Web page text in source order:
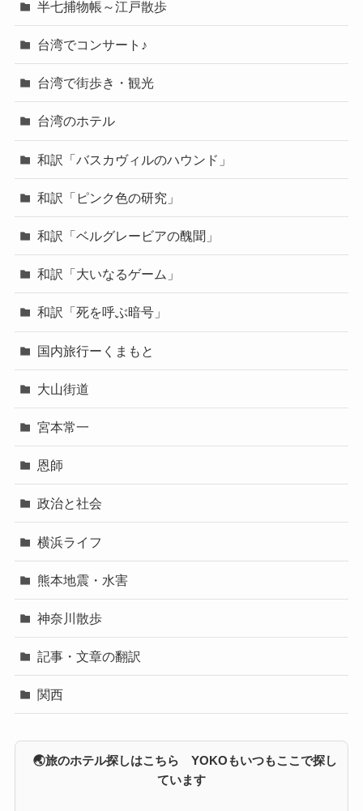
半七捕物帳～江戸散歩
台湾でコンサート♪
台湾で街歩き・観光
台湾のホテル
和訳「バスカヴィルのハウンド」
和訳「ピンク色の研究」
和訳「ベルグレービアの醜聞」
和訳「大いなるゲーム」
和訳「死を呼ぶ暗号」
国内旅行ーくまもと
大山街道
宮本常一
恩師
政治と社会
横浜ライフ
熊本地震・水害
神奈川散歩
記事・文章の翻訳
関西
🌏旅のホテル探しはこちら YOKOもいつもここで探し
ています